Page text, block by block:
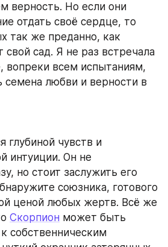
верность. Но если они
отдать своё сердце, то
так же преданно, как
вопреки всем испытаниям,
семена любви и верности в
глубиной чувств и
интуиции. Он не
но стоит заслужить его
союзника, готового
ценой любых жертв. Всё же
Скорпион может быть
собственническим